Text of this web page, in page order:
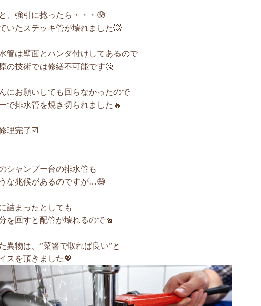
、強引に捻ったら・・・😰
いたステッキ管が壊れました💥
管は壁面とハンダ付けしてあるので
の技術では修繕不可能です🙅
にお願いしても回らなかったので
で排水管を焼き切られました🔥
理完了☑️
シャンプー台の排水管も
な兆候があるのですが…😅
詰まったとしても
を回すと配管が壊れるので🔩
異物は、”菜箸で取れば良い”と
スを頂きました💖